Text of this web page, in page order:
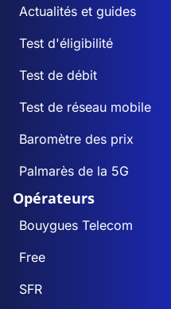
Actualités et guides
Test d'éligibilité
Test de débit
Test de réseau mobile
Baromètre des prix
Palmarès de la 5G
Opérateurs
Bouygues Telecom
Free
SFR